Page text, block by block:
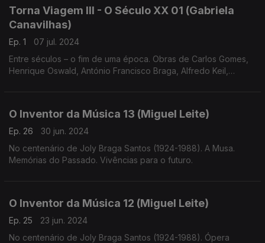
Torna Viagem III - O Século XX 01 (Gabriela
Canavilhas)
Ep. 1
07 jul. 2024
Entre séculos – o fim de uma época. Obras de Carlos Gomes,
Henrique Oswald, António Francisco Braga, Alfredo Keil,
O Inventor da Música 13 (Miguel Leite)
Ep. 26
30 jun. 2024
No centenário de Joly Braga Santos (1924-1988). A Musa.
Memórias do Passado. Vivências para o futuro.
O Inventor da Música 12 (Miguel Leite)
Ep. 25
23 jun. 2024
No centenário de Joly Braga Santos (1924-1988). Ópera